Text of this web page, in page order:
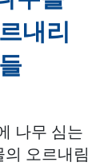
내리
나무 심는
오르내림